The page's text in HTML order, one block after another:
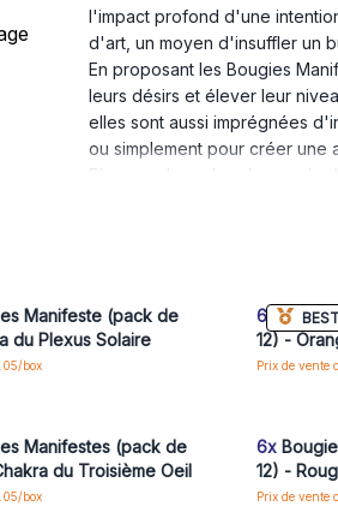
l'impact profond d'une
d'art, un moyen d'insuffler un
En proposant les Bougies
leurs désirs et élever leur
elles sont aussi imprégnées
ou simplement pour créer une
Plongez donc dans le monde
clients ne seront pas
Illuminez votre stock avec
magique à la découverte de
Vendu par paquet de 3 boîtes,
Manifeste (pack de
du Plexus Solaire
box
6x
12) -
Prix de vente
Manifestes (pack de
du Troisième Oeil
box
6x
12) -
Prix de vente